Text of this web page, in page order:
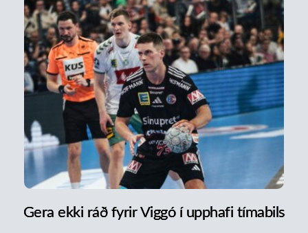
Gera ekki ráð fyrir Viggó í upphafi tímabils